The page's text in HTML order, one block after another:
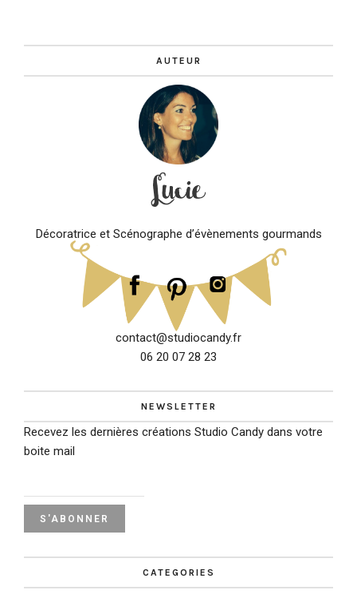
AUTEUR
Décoratrice et Scénographe d’évènements gourmands
contact@studiocandy.fr
06 20 07 28 23
NEWSLETTER
Recevez les dernières créations Studio Candy dans votre
boite mail
CATEGORIES